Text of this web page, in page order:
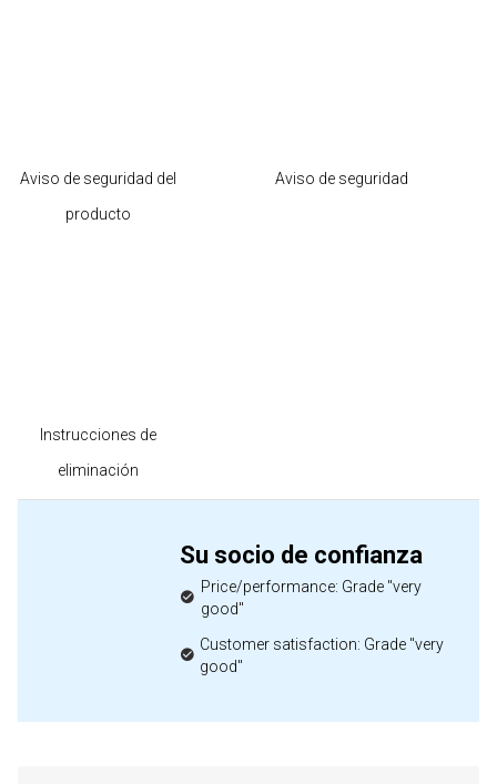
Aviso de seguridad del
producto
Aviso de seguridad
Instrucciones de
eliminación
Su socio de confianza
Price/performance: Grade "very
good"
Customer satisfaction: Grade "very
good"